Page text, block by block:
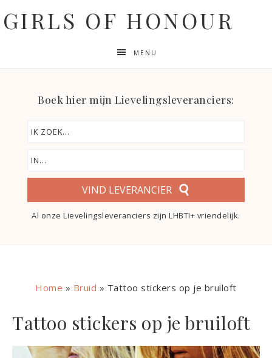
GIRLS OF HONOUR
MENU
Boek hier mijn Lievelingsleveranciers:
VIND LEVERANCIER
Al onze Lievelingsleveranciers zijn LHBTI+ vriendelijk.
Home » Bruid » Tattoo stickers op je bruiloft
Tattoo stickers op je bruiloft